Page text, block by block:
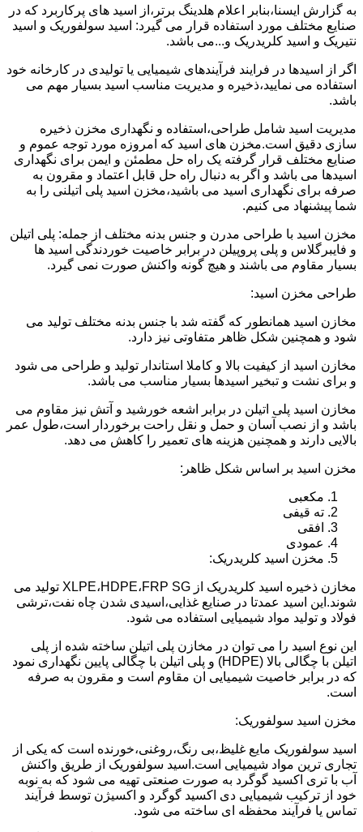
به گزارش ایسنا،بنابر اعلام هلدینگ برتر،از اسید های پرکاربرد که در
صنایع مختلف مورد استفاده قرار می گیرد: اسید سولفوریک و اسید
نتیریک و اسید کلریدریک و...می باشد.
اگر از اسیدها در فرایند فرآیندهای شیمیایی یا تولیدی در کارخانه خود
استفاده می نمایید،ذخیره و مدیریت مناسب اسید بسیار مهم می
باشد.
مدیریت اسید شامل طراحی،استفاده و نگهداری مخزن ذخیره
سازی دقیق است.مخزن های اسید که امروزه مورد توجه عموم و
صنایع مختلف قرار گرفته یک راه حل مطمئن و ایمن برای نگهداری
اسیدها می باشد و اگر به دنبال راه حل قابل اعتماد و مقرون به
صرفه برای نگهداری اسید می باشید،مخزن اسید پلی اتیلنی را به
شما پیشنهاد می کنیم.
مخزن اسید با طراحی مدرن و جنس بدنه مختلف از جمله: پلی اتیلن
و فایبرگلاس و پلی پروپیلن در برابر خاصیت خوردندگی اسید ها
بسیار مقاوم می باشند و هیچ گونه واکنش صورت نمی گیرد.
طراحی مخزن اسید:
مخازن اسید همانطور که گفته شد با جنس بدنه مختلف تولید می
شود و همچنین شکل ظاهر متفاوتی نیز دارد.
مخازن اسید از کیفیت بالا و کاملا استاندار تولید و طراحی می شود
و برای نشت و تبخیر اسیدها بسیار مناسب می باشد.
مخازن اسید پلی اتیلن در برابر اشعه خورشید و آتش نیز مقاوم می
باشد و از نصب آسان و حمل و نقل راحت برخوردار است،طول عمر
بالایی دارند و همچنین هزینه های تعمیر را کاهش می دهد.
مخزن اسید بر اساس شکل ظاهر:
مکعبی
ته قیفی
افقی
عمودی
مخزن اسید کلریدریک:
مخازن ذخیره اسید کلریدریک از XLPE،HDPE،FRP SG تولید می
شوند.این اسید عمدتا در صنایع غذایی،اسیدی شدن چاه نفت،ترشی
فولاد و تولید مواد شیمیایی استفاده می شود.
این نوع اسید را می توان در مخازن پلی اتیلن ساخته شده از پلی
اتیلن با چگالی بالا (HDPE) و پلی اتیلن با چگالی پایین نگهداری نمود
که در برابر خاصیت شیمیایی ان مقاوم است و مقرون به صرفه
است.
مخزن اسید سولفوریک:
اسید سولفوریک مایع غلیظ،بی رنگ،روغنی،خورنده است که یکی از
تجاری ترین مواد شیمیایی است.اسید سولفوریک از طریق واکنش
آب با تری اکسید گوگرد به صورت صنعتی تهیه می شود که به نوبه
خود از ترکیب شیمیایی دی اکسید گوگرد و اکسیژن توسط فرآیند
تماس یا فرآیند محفظه ای ساخته می شود.